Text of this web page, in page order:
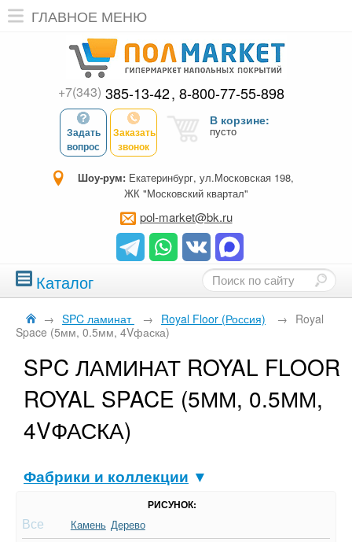
ГЛАВНОЕ МЕНЮ
+7(343) 385-13-42 8-800-77-55-898
Задать
вопрос
Заказать
звонок
В корзине:
пусто
Шоу-рум: Екатеринбург, ул.Московская 198,
ЖК "Московский квартал"
pol-market@bk.ru
Каталог
→ SPC ламинат → Royal Floor (Россия) → Royal
Space (5мм, 0.5мм, 4Vфаска)
SPC ЛАМИНАТ ROYAL FLOOR
ROYAL SPACE (5ММ, 0.5ММ,
4VФАСКА)
Фабрики и коллекции ▼
РИСУНОК:
Все Камень Дерево